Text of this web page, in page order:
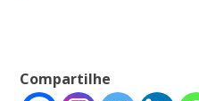
Compartilhe